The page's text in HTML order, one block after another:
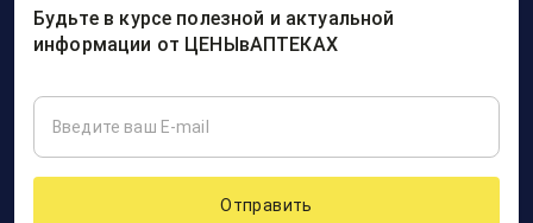
Будьте в курсе полезной и актуальной
информации от ЦЕНЫвАПТЕКАХ
Отправить